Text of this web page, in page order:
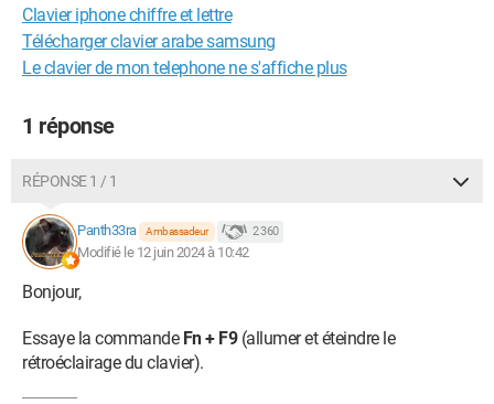
Clavier iphone chiffre et lettre
Télécharger clavier arabe samsung
Le clavier de mon telephone ne s'affiche plus
1 réponse
RÉPONSE 1 / 1
Panth33ra Ambassadeur 2 360
Modifié le 12 juin 2024 à 10:42
Bonjour,
Essaye la commande Fn + F9(allumer et éteindre le
rétroéclairage du clavier).